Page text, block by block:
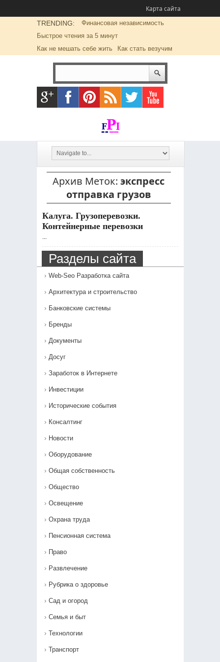
Карта сайта
TRENDING:
Финансовая независимость
Быстрое чтения за 5 минут
Как не мешать себе жить
Как стать везучим
Архив Меток: экспресс
отправка грузов
Калуга. Грузоперевозки.
Контейнерные перевозки
...
Разделы сайта
Web-Seo Разработка сайта
Архитектура и строительство
Банковские системы
Бренды
Документы
Досуг
Заработок в Интернете
Инвестиции
Исторические события
Консалтинг
Новости
Оборудование
Общая собственность
Общество
Освещение
Охрана труда
Пенсионная система
Право
Развлечение
Рубрика о здоровье
Сад и огород
Семья и быт
Технологии
Транспорт